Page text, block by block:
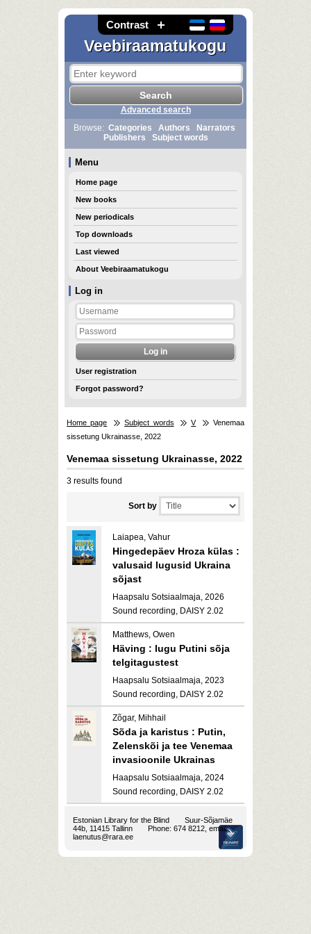
Contrast
Veebiraamatukogu
Log in
User registration
Forgot password?
Advanced search
Browse: Categories Authors
Narrators
Publishers
Subject words
Menu
Home page
New books
New periodicals
Top downloads
Last viewed
About Veebiraamatukogu
Home page Subject words V
Venemaa
sissetung Ukrainasse, 2022
Venemaa sissetung Ukrainasse, 2022
3 results found
Sort by
Laiapea, Vahur
Hingedepäev Hroza külas :
valusaid lugusid Ukraina
sõjast
Haapsalu Sotsiaalmaja, 2026
Sound recording, DAISY 2.02
Matthews, Owen
Häving : lugu Putini sõja
telgitagustest
Haapsalu Sotsiaalmaja, 2023
Sound recording, DAISY 2.02
Zõgar, Mihhail
Sõda ja karistus : Putin,
Zelenskõi ja tee Venemaa
invasioonile Ukrainas
Haapsalu Sotsiaalmaja, 2024
Sound recording, DAISY 2.02
Estonian Library for the Blind
Suur-Sõjamäe
44b, 11415 Tallinn
Phone: 674 8212, email:
laenutus@rara.ee